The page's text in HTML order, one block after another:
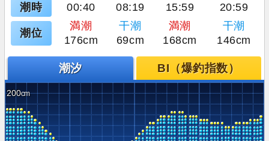
潮時 00:40 08:19 15:59 20:59
潮位
満潮 干潮 満潮
干潮
176cm
69cm 168cm 146cm
潮汐 BI（爆釣指数）
200